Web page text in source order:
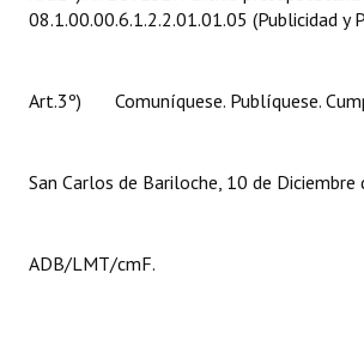
08.1.00.00.6.1.2.2.01.01.05 (Publicidad y
Art.3º) Comuníquese. Publíquese.
San Carlos de Bariloche, 10 de Diciembre
ADB/LMT/cmF.